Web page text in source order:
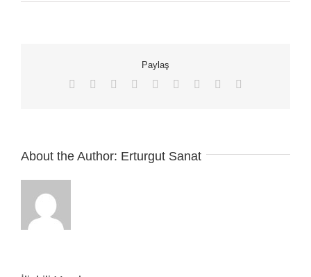
Söylemek
Paylaş
Facebook Reddit LinkedInWhatsApp
TumblrPinterest
About the Author: Erturgut Sanat